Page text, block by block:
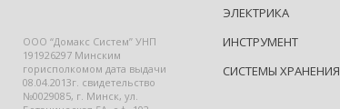
ООО “Домакс Систем” УНП
191926297 Минским
горисполкомом дата выдачи
08.04.2013г. свидетельство
№0029085, г. Минск, ул.
ЭЛЕКТРИКА
ИНСТРУМЕНТ
СИСТЕМЫ ХРАНЕНИЯ